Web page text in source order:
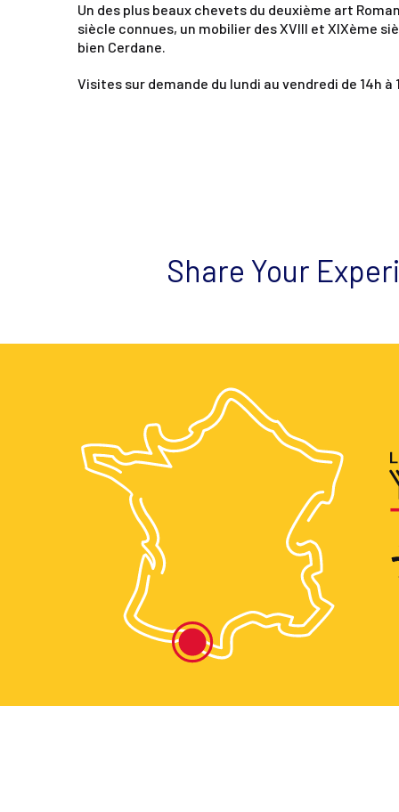
Un des plus beaux chevets du deuxième art
siècle connues, un mobilier des XVIII et XIXème
bien Cerdane.
Visites sur demande du lundi au vendredi de 14h
Share Your